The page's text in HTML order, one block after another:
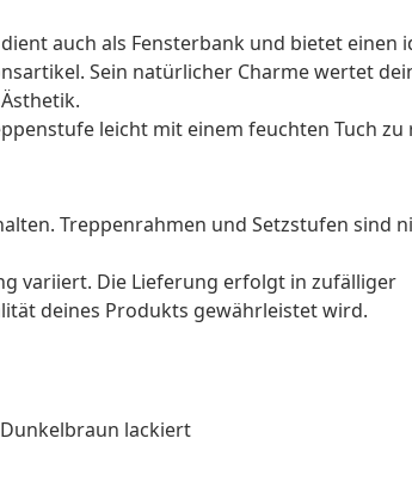
auch als Fensterbank und bietet einen
Sein natürlicher Charme wertet
leicht mit einem feuchten Tuch zu
Treppenrahmen und Setzstufen sind
variiert. Die Lieferung erfolgt in zufälliger
deines Produkts gewährleistet wird.
lackiert